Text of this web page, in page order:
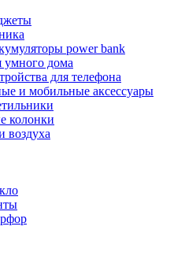
power bank
умного дома
для телефона
и мобильные аксессуары
колонки
воздуха